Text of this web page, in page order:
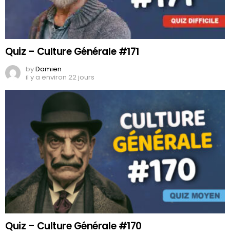
Quiz – Culture Générale #171
byDamien
il y a environ 22 jours
Quiz – Culture Générale #170